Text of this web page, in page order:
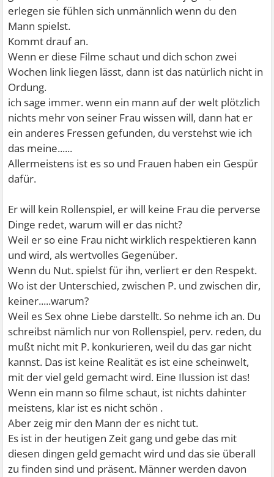
erlegen sie fühlen sich unmännlich wenn du den
Mann spielst.
Kommt drauf an.
Wenn er diese Filme schaut und dich schon zwei
Wochen link liegen lässt, dann ist das natürlich nicht in
Ordung.
ich sage immer. wenn ein mann auf der welt plötzlich
nichts mehr von seiner Frau wissen will, dann hat er
ein anderes Fressen gefunden, du verstehst wie ich
das meine......
Allermeistens ist es so und Frauen haben ein Gespür
dafür.
Er will kein Rollenspiel, er will keine Frau die perverse
Dinge redet, warum will er das nicht?
Weil er so eine Frau nicht wirklich respektieren kann
und wird, als wertvolles Gegenüber.
Wenn du Nut. spielst für ihn, verliert er den Respekt.
Wo ist der Unterschied, zwischen P. und zwischen dir,
keiner.....warum?
Weil es Sex ohne Liebe darstellt. So nehme ich an. Du
schreibst nämlich nur von Rollenspiel, perv. reden, du
mußt nicht mit P. konkurieren, weil du das gar nicht
kannst. Das ist keine Realität es ist eine scheinwelt,
mit der viel geld gemacht wird. Eine Ilussion ist das!
Wenn ein mann so filme schaut, ist nichts dahinter
meistens, klar ist es nicht schön .
Aber zeig mir den Mann der es nicht tut.
Es ist in der heutigen Zeit gang und gebe das mit
diesen dingen geld gemacht wird und das sie überall
zu finden sind und präsent. Männer werden davon